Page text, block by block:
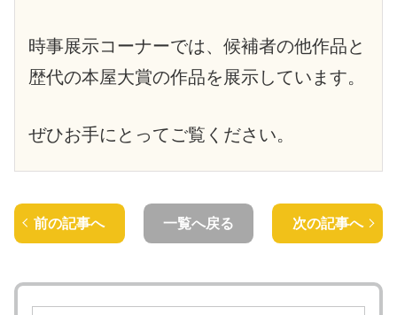
時事展示コーナーでは、候補者の他作品と
歴代の本屋大賞の作品を展示しています。
ぜひお手にとってご覧ください。
前の記事へ 一覧へ戻る 次の記事へ